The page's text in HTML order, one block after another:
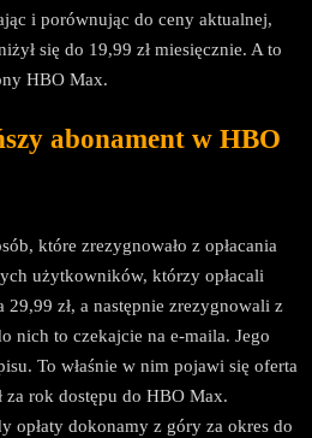
i porównując do ceny aktualnej,
się do 19,99 zł miesięcznie. A to
HBO Max.
abonament w HBO
które zrezygnowało z opłacania
użytkowników, którzy opłacali
29,99 zł, a następnie zrezygnowali z
nich to czekajcie na e-maila. Jego
To właśnie w nim pojawi się oferta
za rok dostępu do HBO Max.
opłaty dokonamy z góry za okres do